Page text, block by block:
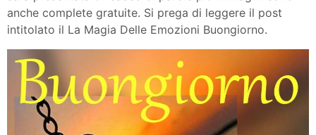
anche complete gratuite. Si prega di leggere il post
intitolato il La Magia Delle Emozioni Buongiorno.